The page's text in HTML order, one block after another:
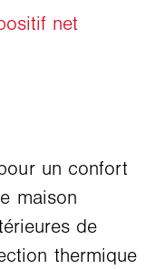
un confort
maison
de
thermique